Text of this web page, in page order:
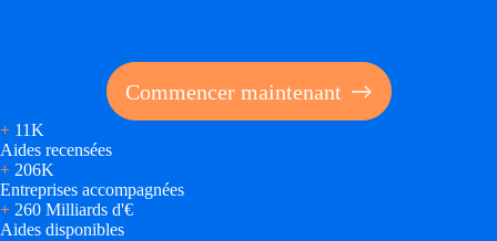
Commencer maintenant
+ 11K
Aides recensées
+ 206K
Entreprises accompagnées
+ 260 Milliards d'€
Aides disponibles